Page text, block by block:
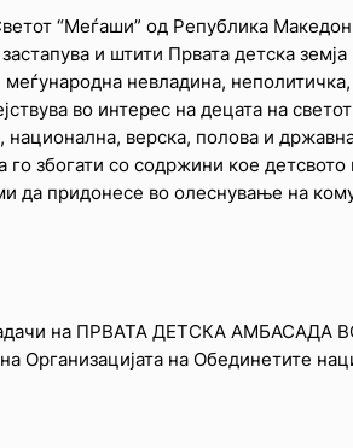
“Меѓаши” од Република
и штити Првата детска
невладина,
во интерес на децата на
национална, верска, полова и
збогати со содржини кое детсвото
да придонесе во олеснување на
на ПРВАТА ДЕТСКА АМБАСАДА
Организацијата на Обединетите